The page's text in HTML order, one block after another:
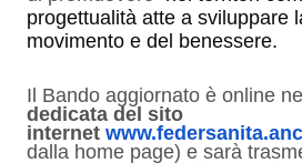
progettualità atte a sviluppare
movimento e del benessere.
Il Bando aggiornato è online
dedicata del sito
internet
dalla home page) e sarà